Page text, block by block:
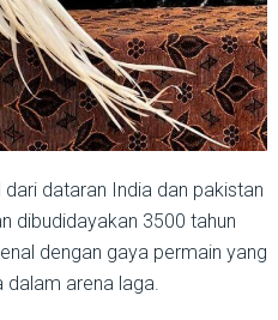
dataran India dan pakistan
dibudidayakan 3500 tahun
dengan gaya permain yang
dalam arena laga.